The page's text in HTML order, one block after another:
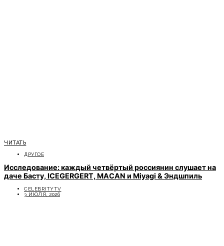
ЧИТАТЬ
ДРУГОЕ
Исследование: каждый четвёртый россиянин слушает на
даче Басту, ICEGERGERT, MACAN и Miyagi & Эндшпиль
CELEBRITYTV
3 ИЮЛЯ, 2026